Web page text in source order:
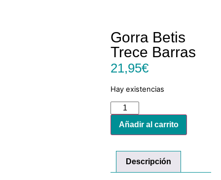
Gorra Betis
Trece Barras
21,95€
Hay existencias
Añadir al carrito
Descripción